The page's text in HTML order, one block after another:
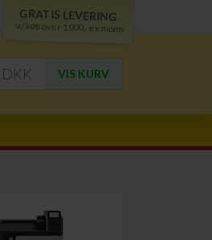
GRATIS LEVERING
v/ køb over 1.000,- ex.moms
VIS KURV
DKK